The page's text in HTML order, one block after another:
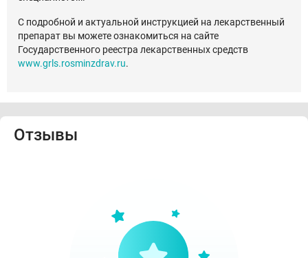
С подробной и актуальной инструкцией на лекарственный
препарат вы можете ознакомиться на сайте
Государственного реестра лекарственных средств
www.grls.rosminzdrav.ru.
Отзывы